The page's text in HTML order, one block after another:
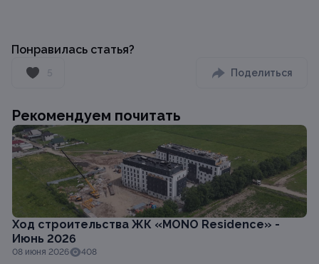
Понравилась статья?
Поделиться
Рекомендуем почитать
Ход строительства ЖК «MONO Residence» -
Июнь 2026
08 июня 2026 408